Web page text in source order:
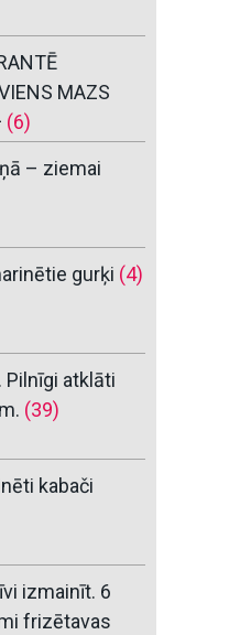
MAZS
(6)
– ziemai
gurķi (4)
Pilnīgi atklāti
(39)
kabači
izmainīt. 6
frizētavas